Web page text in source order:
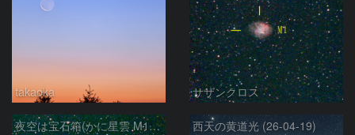
takaoka サザンクロス
夜空は宝石箱(かに星雲 M1) Seestar50 西天の黄道光 (26-04-19)